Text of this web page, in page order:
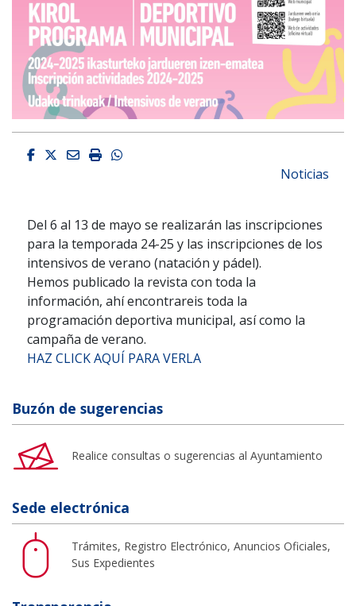
Facebook
Twitter
EmailImprimirWhatsapp
Noticias
Del 6 al 13 de mayo se realizarán las inscripciones
para la temporada 24-25 y las inscripciones de los
intensivos de verano (natación y pádel).
Hemos publicado la revista con toda la
información, ahí encontrareis toda la
programación deportiva municipal, así como la
campaña de verano.
HAZ CLICK AQUÍ PARA VERLA
Buzón de sugerencias
Realice consultas o sugerencias al Ayuntamiento
Sede electrónica
Trámites, Registro Electrónico, Anuncios Oficiales,
Sus Expedientes